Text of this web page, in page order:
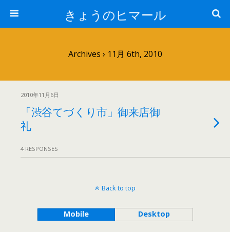
きょうのヒマール
Archives › 11月 6th, 2010
2010年11月6日
「渋谷てづくり市」御来店御
礼
4 RESPONSES
Back to top
Mobile Desktop